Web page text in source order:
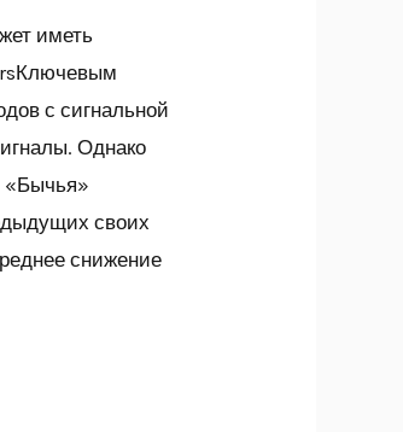
иметь
с сигнальной
Однако
«Бычья»
своих
снижение